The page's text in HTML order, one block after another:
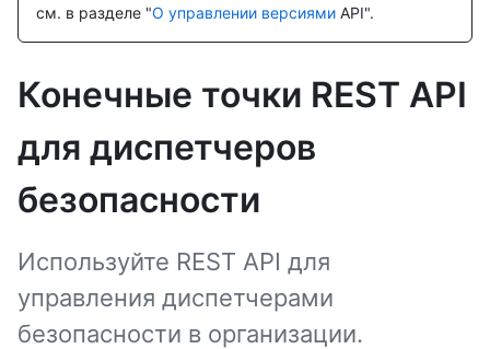
см. в разделе "О управлении версиями API".
Конечные точки REST API
для диспетчеров
безопасности
Используйте REST API для
управления диспетчерами
безопасности в организации.